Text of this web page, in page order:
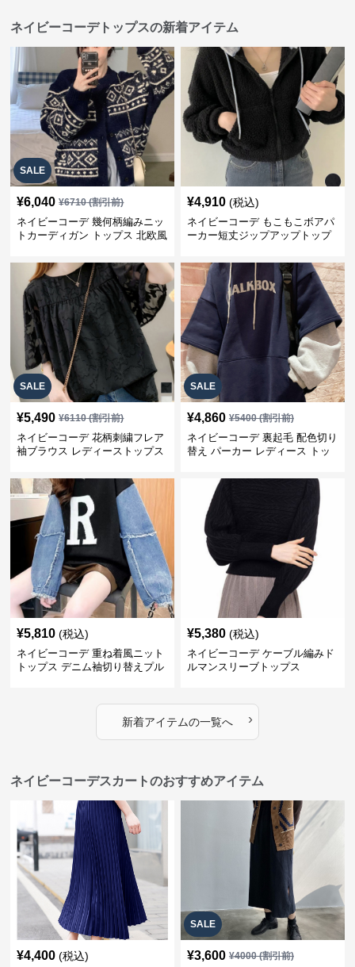
ネイビーコーデトップスの新着アイテム
SALE
¥6,040 ¥6710(割引前)
ネイビーコーデ 幾何柄編みニッ
トカーディガン トップス 北欧風
¥4,910 (税込)
ネイビーコーデ もこもこボアパ
ーカー短丈ジップアップトップ
SALE
¥5,490 ¥6110(割引前)
ネイビーコーデ 花柄刺繍フレア
袖ブラウス レディーストップス
SALE
¥4,860 ¥5400(割引前)
ネイビーコーデ 裏起毛 配色切り
替え パーカー レディース トッ
¥5,810 (税込)
ネイビーコーデ 重ね着風ニット
トップス デニム袖切り替えプル
¥5,380 (税込)
ネイビーコーデ ケーブル編みド
ルマンスリーブトップス
新着アイテムの一覧へ ›
ネイビーコーデスカートのおすすめアイテム
¥4,400 (税込)
SALE
¥3,600 ¥4000(割引前)